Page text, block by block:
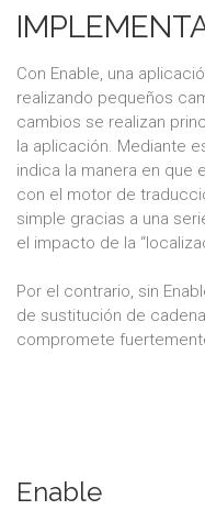
Con Enable, una
realizando pequeños
cambios se realizan
la aplicación. Mediante
indica la manera en que
con el motor de
simple gracias a una
el impacto de la
Por el contrario, sin
de sustitución de
compromete
Enable